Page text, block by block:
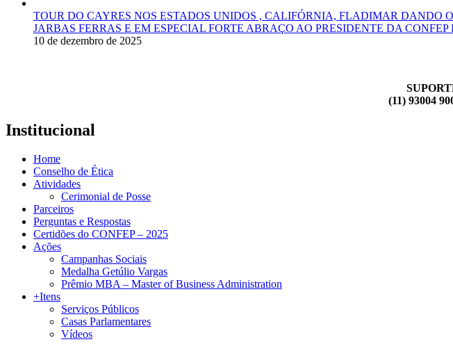
TOUR DO CAYRES NOS ESTADOS UNIDOS , CALIFÓRNIA, FLADIMAR DANDO
JARBAS FERRAS E EM ESPECIAL FORTE ABRAÇO AO PRESIDENTE DA
10 de dezembro de 2025
(11) 93004
Institucional
Home
Conselho de Ética
Atividades
Cerimonial de Posse
Parceiros
Perguntas e Respostas
Certidões do CONFEP – 2025
Ações
Campanhas Sociais
Medalha Getúlio Vargas
Prêmio MBA – Master of Business Administration
+Itens
Serviços Públicos
Casas Parlamentares
Vídeos